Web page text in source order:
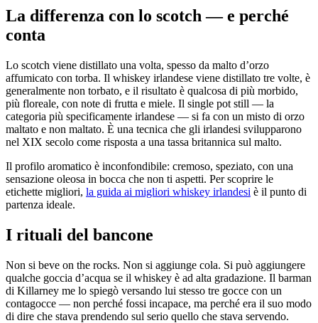
La differenza con lo scotch — e perché
conta
Lo scotch viene distillato una volta, spesso da malto d’orzo
affumicato con torba. Il whiskey irlandese viene distillato tre volte, è
generalmente non torbato, e il risultato è qualcosa di più morbido,
più floreale, con note di frutta e miele. Il single pot still — la
categoria più specificamente irlandese — si fa con un misto di orzo
maltato e non maltato. È una tecnica che gli irlandesi svilupparono
nel XIX secolo come risposta a una tassa britannica sul malto.
Il profilo aromatico è inconfondibile: cremoso, speziato, con una
sensazione oleosa in bocca che non ti aspetti. Per scoprire le
etichette migliori, la guida ai migliori whiskey irlandesi è il punto di
partenza ideale.
I rituali del bancone
Non si beve on the rocks. Non si aggiunge cola. Si può aggiungere
qualche goccia d’acqua se il whiskey è ad alta gradazione. Il barman
di Killarney me lo spiegò versando lui stesso tre gocce con un
contagocce — non perché fossi incapace, ma perché era il suo modo
di dire che stava prendendo sul serio quello che stava servendo.